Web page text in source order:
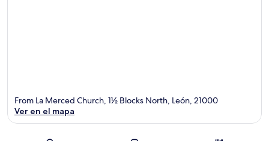
From La Merced Church, 1½ Blocks North, León, 21000
Ver en el mapa